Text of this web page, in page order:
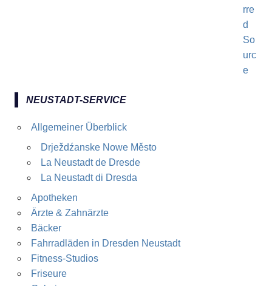
NEUSTADT-SERVICE
Allgemeiner Überblick
Drježdźanske Nowe Město
La Neustadt de Dresde
La Neustadt di Dresda
Apotheken
Ärzte & Zahnärzte
Bäcker
Fahrradläden in Dresden Neustadt
Fitness-Studios
Friseure